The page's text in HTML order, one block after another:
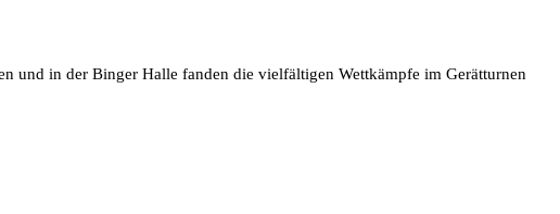
und in der Binger Halle fanden die vielfältigen Wettkämpfe im Gerätturnen